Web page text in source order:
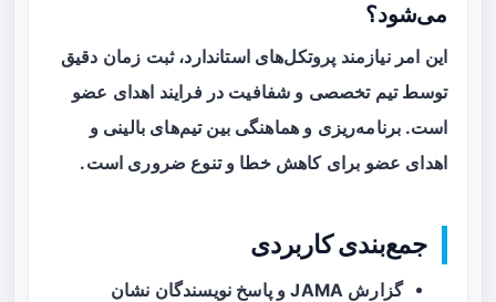
می‌شود؟
این امر نیازمند پروتکل‌های استاندارد، ثبت زمان دقیق
توسط تیم تخصصی و شفافیت در فرایند اهدای عضو
است. برنامه‌ریزی و هماهنگی بین تیم‌های بالینی و
اهدای عضو برای کاهش خطا و تنوع ضروری است.
جمع‌بندی کاربردی
گزارش JAMA و پاسخ نویسندگان نشان